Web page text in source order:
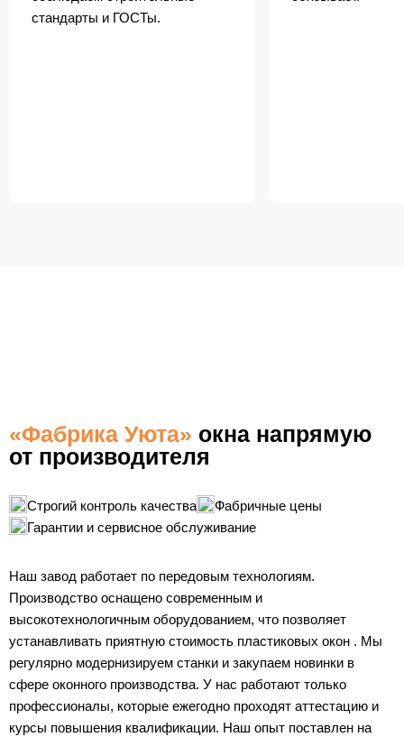
стандарты и ГОСТы.
«Фабрика Уюта» окна напрямую
от производителя
Строгий контроль качества
Фабричные цены
Гарантии и сервисное обслуживание
Наш завод работает по передовым технологиям.
Производство оснащено современным и
высокотехнологичным оборудованием, что позволяет
устанавливать приятную стоимость пластиковых окон . Мы
регулярно модернизируем станки и закупаем новинки в
сфере оконного производства. У нас работают только
профессионалы, которые ежегодно проходят аттестацию и
курсы повышения квалификации. Наш опыт поставлен на